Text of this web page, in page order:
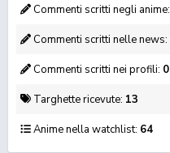
Commenti scritti negli anime:
Commenti scritti nelle news:
Commenti scritti nei profili: 0
Targhette ricevute: 13
Anime nella watchlist: 64